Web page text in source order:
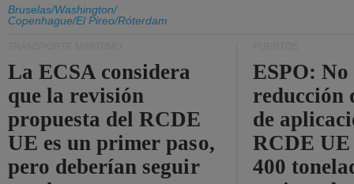
Bruselas/Washington/
Copenhague/El Pireo/Róterdam
La ECSA considera
que la revisión
propuesta del RCDE
UE es un primer paso,
pero deberían seguir
ESPO: No
reducción
de
RCDE UE
400